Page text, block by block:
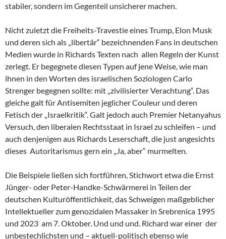
stabiler, sondern im Gegenteil unsicherer machen.
Nicht zuletzt die Freiheits-Travestie eines Trump, Elon Musk
und deren sich als „libertär“ bezeichnenden Fans in deutschen
Medien wurde in Richards Texten nach allen Regeln der Kunst
zerlegt. Er begegnete diesen Typen auf jene Weise, wie man
ihnen in den Worten des israelischen Soziologen Carlo
Strenger begegnen sollte: mit „zivilisierter Verachtung“. Das
gleiche galt für Antisemiten jeglicher Couleur und deren
Fetisch der „Israelkritik“. Galt jedoch auch Premier Netanyahus
Versuch, den liberalen Rechtsstaat in Israel zu schleifen – und
auch denjenigen aus Richards Leserschaft, die just angesichts
dieses Autoritarismus gern ein „Ja, aber“ murmelten.
Die Beispiele ließen sich fortführen, Stichwort etwa die Ernst
Jünger- oder Peter-Handke-Schwärmerei in Teilen der
deutschen Kulturöffentlichkeit, das Schweigen maßgeblicher
Intellektueller zum genozidalen Massaker in Srebrenica 1995
und 2023 am 7. Oktober. Und und und. Richard war einer der
unbestechlichsten und – aktuell-politisch ebenso wie